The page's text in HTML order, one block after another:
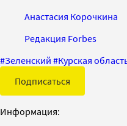
Анастасия Корочкина
Редакция Forbes
#Зеленский #Курская
Подписаться
Информация: